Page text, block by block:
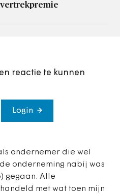
reactie te kunnen
Login
ondernemer die wel
onderneming nabij was
gegaan. Alle
met wat toen mijn